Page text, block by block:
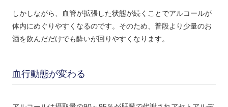
しかしながら、血管が拡張した状態が続くことでアルコールが
体内にめぐりやすくなるのです。そのため、普段より少量のお
酒を飲んだだけでも酔いが回りやすくなります。
血行動態が変わる